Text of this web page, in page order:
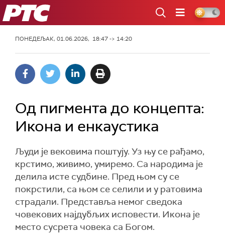
РТС
ПОНЕДЕЉАК, 01.06.2026, 18:47 -> 14:20
Од пигмента до концепта:
Икона и енкаустика
Људи је вековима поштују. Уз њу се рађамо,
крстимо, живимо, умиремо. Са народима је
делила исте судбине. Пред њом су се
покрстили, са њом се селили и у ратовима
страдали. Представља немог сведока
човекових најдубљих исповести. Икона је
место сусрета човека са Богом.